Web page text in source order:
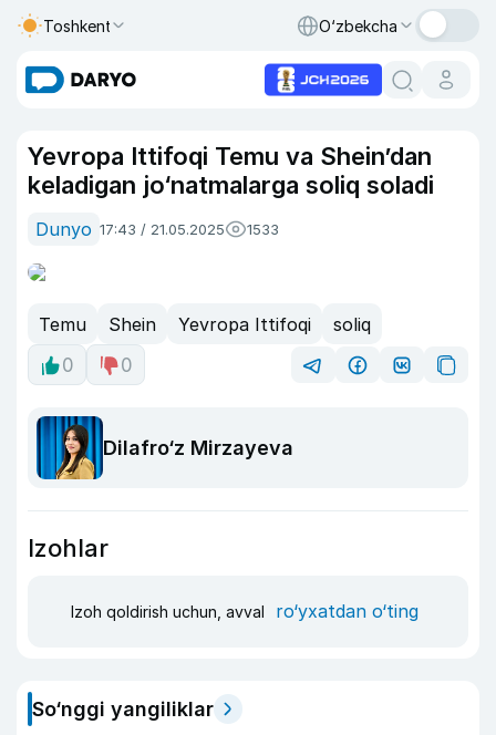
Toshkent O‘zbekcha
Yevropa Ittifoqi Temu va Sheinʼdan
keladigan jo‘natmalarga soliq soladi
Dunyo 17:43 / 21.05.2025 1533
Temu Shein Yevropa Ittifoqi
soliq
0
0
Dilafro‘z Mirzayeva
Izohlar
Izoh qoldirish uchun, avval ro‘yxatdan o‘ting
So‘nggi yangiliklar